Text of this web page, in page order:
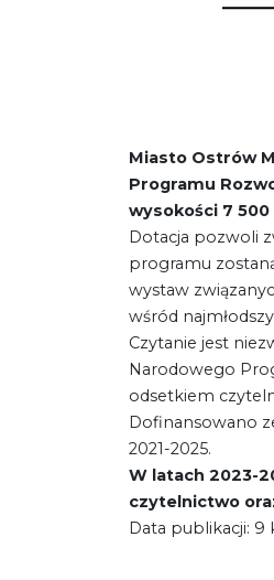
Miasto Ostrów
Programu
wysokości 7 500
Dotacja pozwoli
programu
wystaw
wśród
Czytanie jest
Narodowego
odsetkiem
Dofinansowano
2021-2025.
W latach 2023-
czytelnictwo
Data publikacji: 9